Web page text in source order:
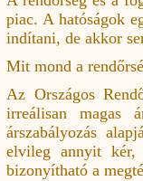
piac. A hatóságok
indítani, de akkor
Mit mond a
Az Országos
irreálisan magas
árszabályozás
elvileg annyit
bizonyítható a